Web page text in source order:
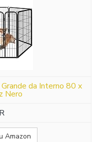
da Interno 80 x
Nero
Amazon